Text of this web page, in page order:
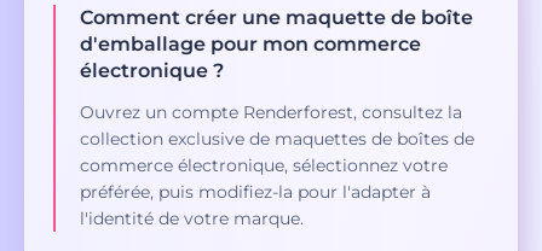
Comment créer une maquette de boîte
d'emballage pour mon commerce
électronique ?
Ouvrez un compte Renderforest, consultez la
collection exclusive de maquettes de boîtes de
commerce électronique, sélectionnez votre
préférée, puis modifiez-la pour l'adapter à
l'identité de votre marque.